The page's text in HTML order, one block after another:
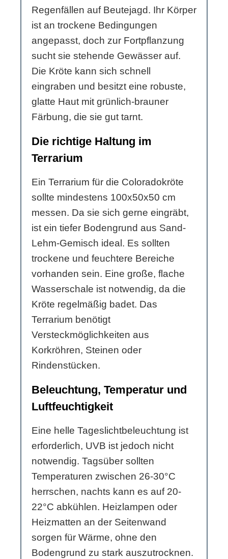
Regenfällen auf Beutejagd. Ihr Körper
ist an trockene Bedingungen
angepasst, doch zur Fortpflanzung
sucht sie stehende Gewässer auf.
Die Kröte kann sich schnell
eingraben und besitzt eine robuste,
glatte Haut mit grünlich-brauner
Färbung, die sie gut tarnt.
Die richtige Haltung im
Terrarium
Ein Terrarium für die Coloradokröte
sollte mindestens 100x50x50 cm
messen. Da sie sich gerne eingräbt,
ist ein tiefer Bodengrund aus Sand-
Lehm-Gemisch ideal. Es sollten
trockene und feuchtere Bereiche
vorhanden sein. Eine große, flache
Wasserschale ist notwendig, da die
Kröte regelmäßig badet. Das
Terrarium benötigt
Versteckmöglichkeiten aus
Korkröhren, Steinen oder
Rindenstücken.
Beleuchtung, Temperatur und
Luftfeuchtigkeit
Eine helle Tageslichtbeleuchtung ist
erforderlich, UVB ist jedoch nicht
notwendig. Tagsüber sollten
Temperaturen zwischen 26-30°C
herrschen, nachts kann es auf 20-
22°C abkühlen. Heizlampen oder
Heizmatten an der Seitenwand
sorgen für Wärme, ohne den
Bodengrund zu stark auszutrocknen.